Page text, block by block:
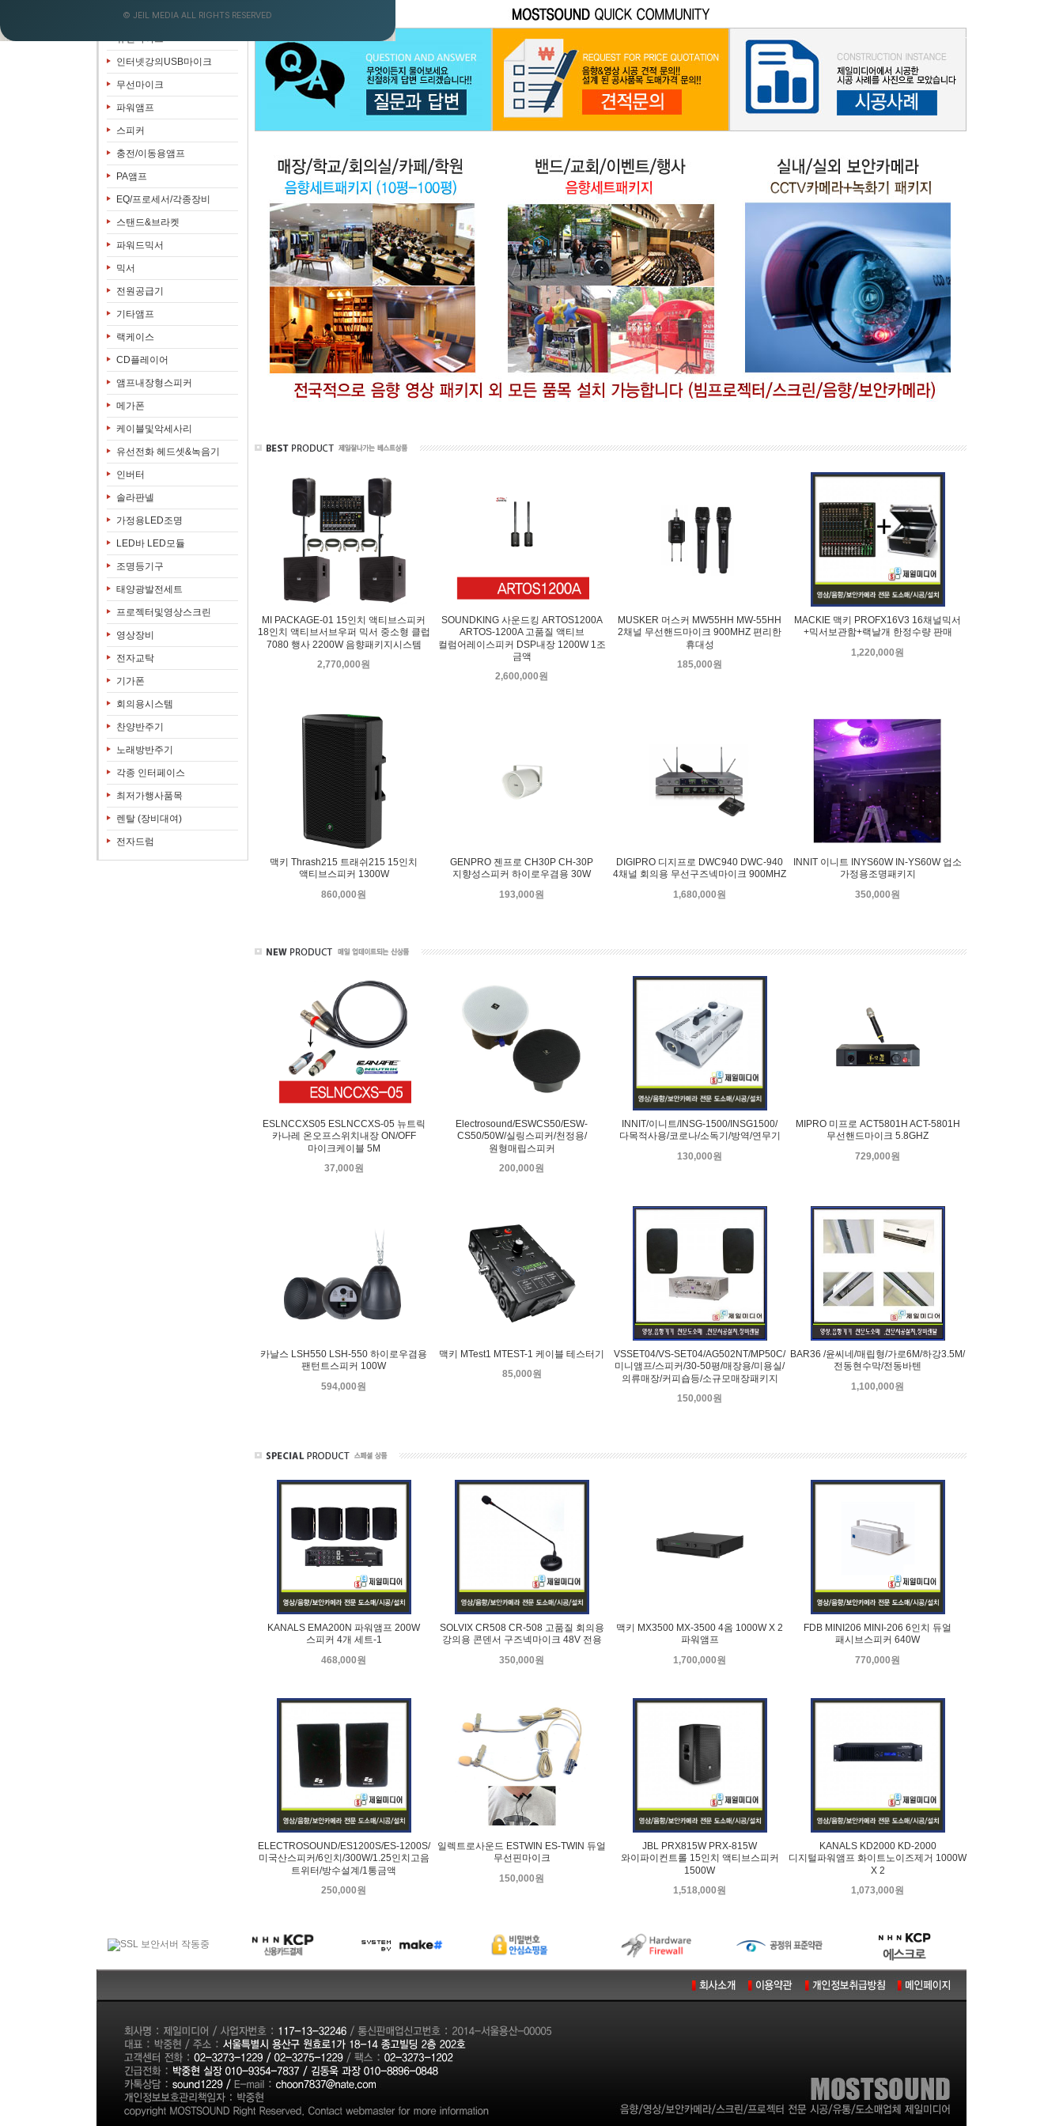
음향&영상패키지
유선마이크
인터넷강의USB마이크
무선마이크
파워앰프
스피커
충전/이동용앰프
PA앰프
EQ/프로세서/각종장비
스탠드&브라켓
파워드믹서
믹서
전원공급기
기타앰프
랙케이스
CD플레이어
앰프내장형스피커
메가폰
케이블및악세사리
유선전화 헤드셋&녹음기
인버터
솔라판넬
가정용LED조명
LED바 LED모듈
조명등기구
태양광발전세트
프로젝터및영상스크린
영상장비
전자교탁
기가폰
회의용시스템
찬양반주기
노래방반주기
각종 인터페이스
최저가행사품목
렌탈 (장비대여)
전자드럼
MI PACKAGE-01 15인치 액티브스피커
18인치 액티브서브우퍼 믹서 중소형 클럽
7080 행사 2200W 음향패키지시스템
2,770,000원
SOUNDKING 사운드킹 ARTOS1200A
ARTOS-1200A 고품질 액티브
컬럼어레이스피커 DSP내장 1200W 1조
금액
2,600,000원
MUSKER 머스커 MW55HH MW-55HH
2채널 무선핸드마이크 900MHZ 편리한
휴대성
185,000원
MACKIE 맥키 PROFX16V3 16채널믹서
+믹서보관함+랙날개 한정수량 판매
1,220,000원
맥키 Thrash215 트래쉬215 15인치
액티브스피커 1300W
860,000원
GENPRO 젠프로 CH30P CH-30P
지향성스피커 하이로우겸용 30W
193,000원
DIGIPRO 디지프로 DWC940 DWC-940
4채널 회의용 무선구즈넥마이크 900MHZ
1,680,000원
INNIT 이니트 INYS60W IN-YS60W 업소
가정용조명패키지
350,000원
ESLNCCXS05 ESLNCCXS-05 뉴트릭
카나레 온오프스위치내장 ON/OFF
마이크케이블 5M
37,000원
Electrosound/ESWCS50/ESW-
CS50/50W/실링스피커/천정용/
원형매립스피커
200,000원
INNIT/이니트/INSG-1500/INSG1500/
다목적사용/코로나/소독기/방역/연무기
130,000원
MIPRO 미프로 ACT5801H ACT-5801H
무선핸드마이크 5.8GHZ
729,000원
카날스 LSH550 LSH-550 하이로우겸용
팬턴트스피커 100W
594,000원
맥키 MTest1 MTEST-1 케이블 테스터기
85,000원
VSSET04/VS-SET04/AG502NT/MP50C/
미니앰프/스피커/30-50평/매장용/미용실/
의류매장/커피숍등/소규모매장패키지
150,000원
BAR36 /윤씨네/매립형/가로6M/하강3.5M/
전동현수막/전동바텐
1,100,000원
KANALS EMA200N 파워앰프 200W
스피커 4개 세트-1
468,000원
SOLVIX CR508 CR-508 고품질 회의용
강의용 콘덴서 구즈넥마이크 48V 전용
350,000원
맥키 MX3500 MX-3500 4옴 1000W X 2
파워앰프
1,700,000원
FDB MINI206 MINI-206 6인치 듀얼
패시브스피커 640W
770,000원
ELECTROSOUND/ES1200S/ES-1200S/
미국산스피커/6인치/300W/1.25인치고음
트위터/방수설계/1통금액
250,000원
일렉트로사운드 ESTWIN ES-TWIN 듀얼
무선핀마이크
150,000원
JBL PRX815W PRX-815W
와이파이컨트롤 15인치 액티브스피커
1500W
1,518,000원
KANALS KD2000 KD-2000
디지털파워앰프 화이트노이즈제거 1000W
X 2
1,073,000원
© JEIL MEDIA ALL RIGHTS RESERVED